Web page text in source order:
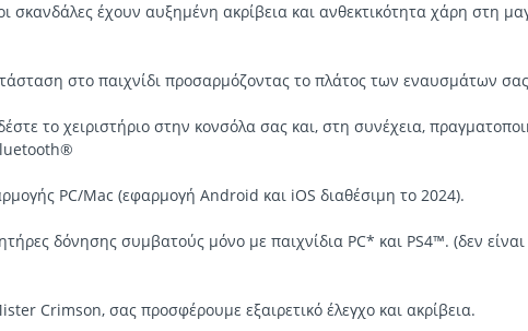
έχουν αυξημένη ακρίβεια και ανθεκτικότητα χάρη στη
στο παιχνίδι προσαρμόζοντας το πλάτος των εναυσμάτων σας
το χειριστήριο στην κονσόλα σας και, στη συνέχεια,
PC/Mac (εφαρμογή Android και iOS διαθέσιμη το 2024).
δόνησης συμβατούς μόνο με παιχνίδια PC* και PS4™. (δεν
Crimson, σας προσφέρουμε εξαιρετικό έλεγχο και ακρίβεια.